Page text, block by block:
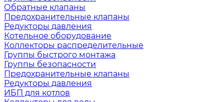
Обратные клапаны
Предохранительные клапаны
Редукторы давления
Котельное оборудование
Коллекторы распределительные
Группы быстрого монтажа
Группы безопасности
Предохранительные клапаны
Редукторы давления
ИБП для котлов